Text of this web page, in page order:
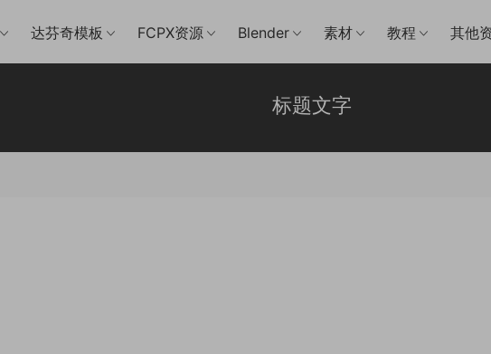
达芬奇模板 FCPX资源 Blender 素材 教程 其他
标题文字